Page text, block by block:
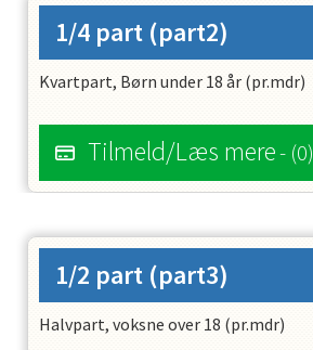
1/4 part (part2)
Kvartpart, Børn under 18 år (pr.mdr)
Tilmeld/Læs mere- (0)
1/2 part (part3)
Halvpart, voksne over 18 (pr.mdr)